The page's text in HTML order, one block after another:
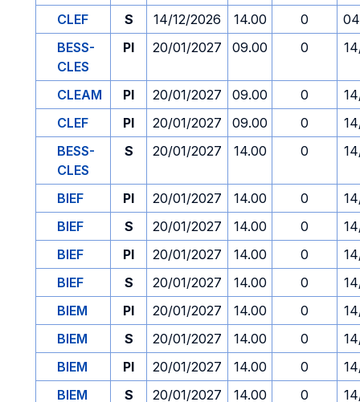
CLEF
S 14/12/2026 14.00 0
BESS-
CLES
PI 20/01/2027 09.00 0
CLEAM PI 20/01/2027 09.00 0
CLEF
PI 20/01/2027 09.00 0
BESS-
CLES
S 20/01/2027 14.00 0
BIEF PI 20/01/2027 14.00 0
BIEF
S 20/01/2027 14.00 0
BIEF
PI 20/01/2027 14.00 0
BIEF
S 20/01/2027 14.00 0
BIEM
PI 20/01/2027 14.00 0
BIEM
S 20/01/2027 14.00 0
BIEM
PI 20/01/2027 14.00 0
BIEM
S 20/01/2027 14.00 0